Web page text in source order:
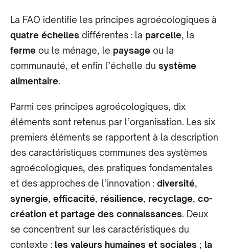
La FAO identifie les principes agroécologiques à
quatre échelles différentes : la parcelle, la
ferme ou le ménage, le paysage ou la
communauté, et enfin l’échelle du système
alimentaire.
Parmi ces principes agroécologiques, dix
éléments sont retenus par l’organisation. Les six
premiers éléments se rapportent à la description
des caractéristiques communes des systèmes
agroécologiques, des pratiques fondamentales
et des approches de l’innovation : diversité,
synergie, efficacité, résilience, recyclage, co-
création et partage des connaissances. Deux
se concentrent sur les caractéristiques du
contexte : les valeurs humaines et sociales ; la